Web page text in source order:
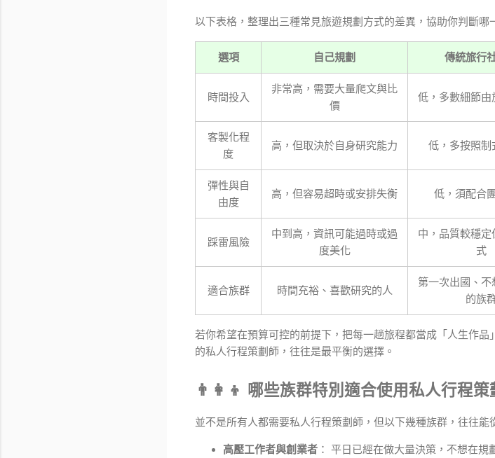
以下表格，整理出三種常見旅遊規劃方式的差異，協助你判斷哪
選項 自己規劃 傳統旅行
時間投入
非常高，需要大量爬文與比
價
低，多數細節由
客製化程
度
高，但取決於自身研究能力 低，多按照制
彈性與自
由度
高，但容易超時或安排失衡 低，須配合
踩雷風險
中到高，資訊可能過時或過
度美化
中，品質較穩定
式
適合族群 時間充裕、喜歡研究的人
第一次出國、不
的族
若你希望在預算可控的前提下，把每一趟旅程都當成「人生作
的私人行程策劃師，往往是最平衡的選擇。
👨‍👩‍👦 哪些族群特別適合使用私人行程策
並不是所有人都需要私人行程策劃師，但以下幾種族群，往往能
高壓工作者與創業者 ： 平日已經在做大量決策，不想在